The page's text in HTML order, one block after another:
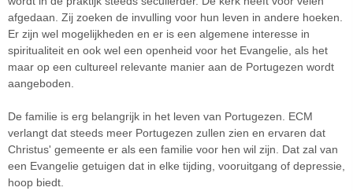
afgedaan. Zij zoeken de invulling voor hun leven in andere hoeken.
Er zijn wel mogelijkheden en er is een algemene interesse in
spiritualiteit en ook wel een openheid voor het Evangelie, als het
maar op een cultureel relevante manier aan de Portugezen wordt
aangeboden.
De familie is erg belangrijk in het leven van Portugezen. ECM
verlangt dat steeds meer Portugezen zullen zien en ervaren dat
Christus' gemeente er als een familie voor hen wil zijn. Dat zal van
een Evangelie getuigen dat in elke tijding, vooruitgang of depressie,
hoop biedt.